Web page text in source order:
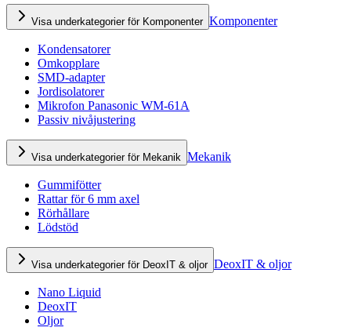
Visa underkategorier för Komponenter Komponenter
Kondensatorer
Omkopplare
SMD-adapter
Jordisolatorer
Mikrofon Panasonic WM-61A
Passiv nivåjustering
Visa underkategorier för Mekanik Mekanik
Gummifötter
Rattar för 6 mm axel
Rörhållare
Lödstöd
Visa underkategorier för DeoxIT & oljor DeoxIT & oljor
Nano Liquid
DeoxIT
Oljor